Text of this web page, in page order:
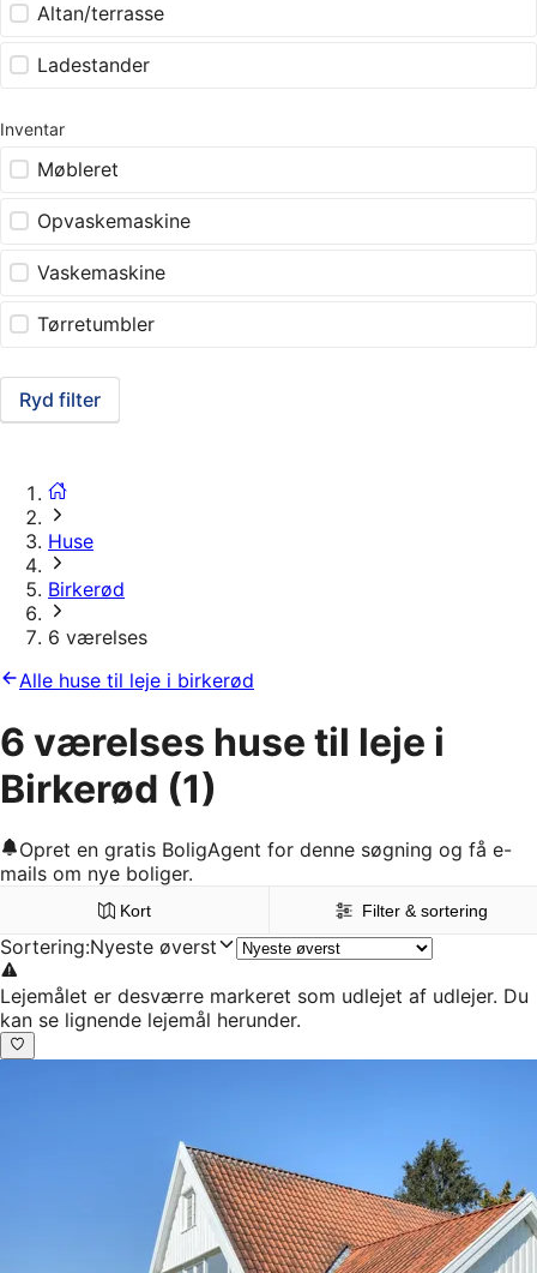
Altan/terrasse
Ladestander
Inventar
Møbleret
Opvaskemaskine
Vaskemaskine
Tørretumbler
Ryd filter
Huse
Birkerød
6 værelses
Alle huse til leje i birkerød
6 værelses huse til leje i
Birkerød (1)
Opret en gratis BoligAgent for denne søgning og få e-
mails om nye boliger.
Kort Filter & sortering
Sortering:Nyeste øverst
Lejemålet er desværre markeret som udlejet af udlejer. Du
kan se lignende lejemål herunder.